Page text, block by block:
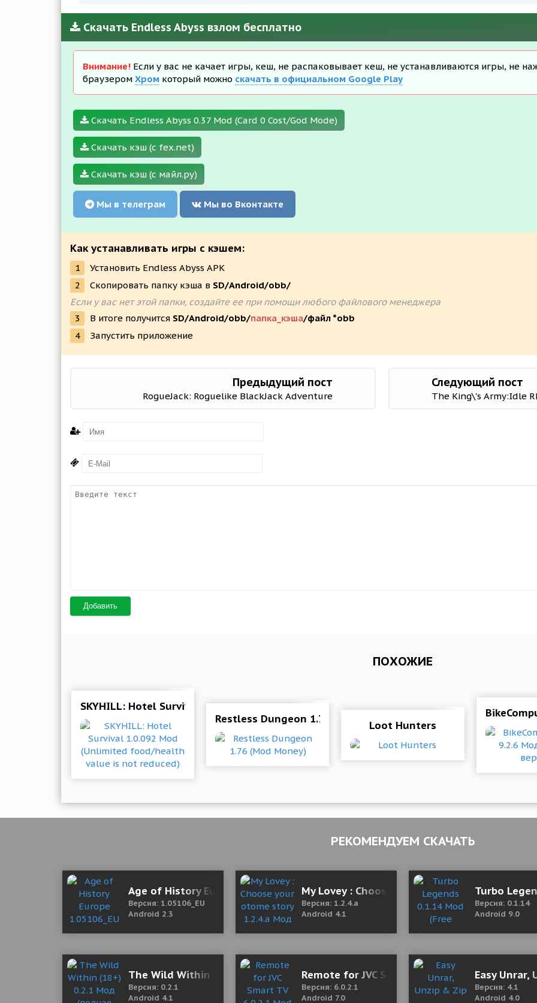
Скачать Endless Abyss взлом бесплатно
Внимание! Если у вас не качает игры, кеш, не распаковывает кеш, не устанавливаются игры, не
браузером Хром который можно скачать в официальном Google Play
Скачать Endless Abyss 0.37 Mod (Card 0 Cost/God Mode)
Скачать кэш (с fex.net)
Скачать кэш (с майл.ру)
Мы в телеграм Мы во Вконтакте
Как устанавливать игры с кэшем:
1
Установить Endless Abyss APK
2
Скопировать папку кэша в SD/Android/obb/
Если у вас нет этой папки, создайте ее при помощи любого файлового менеджера
3
В итоге получится SD/Android/obb/папка_кэша/файл *obb
4
Запустить приложение
Предыдущий пост
RogueJack: Roguelike BlackJack Adventure
Следующий пост
The King\'s Army:Idle
Добавить
ПОХОЖИЕ
SKYHILL: Hotel Survival 1.0.092 Mod (Unlimited food/health value is not reduced)
Restless Dungeon 1.76 (Mod Money)Loot Hunters
РЕКОМЕНДУЕМ СКАЧАТЬ
Age of History Europe 1.05106_EU Мод (полная версия)
Версия: 1.05106_EU
Android 2.3
My Lovey : Choose your otome story 1.2.4.a
Версия: 1.2.4.a
Android 4.1
Turbo
Версия: 0.1.14
Android 9.0
The Wild Within (18+) 0.2.1 Мод (полная версия)
Версия: 0.2.1
Android 4.1
Remote for JVC Smart TV 6.0.2.1 Mod
Версия: 6.0.2.1
Android 7.0
Easy Unrar,
Версия: 4.1
Android 4.0